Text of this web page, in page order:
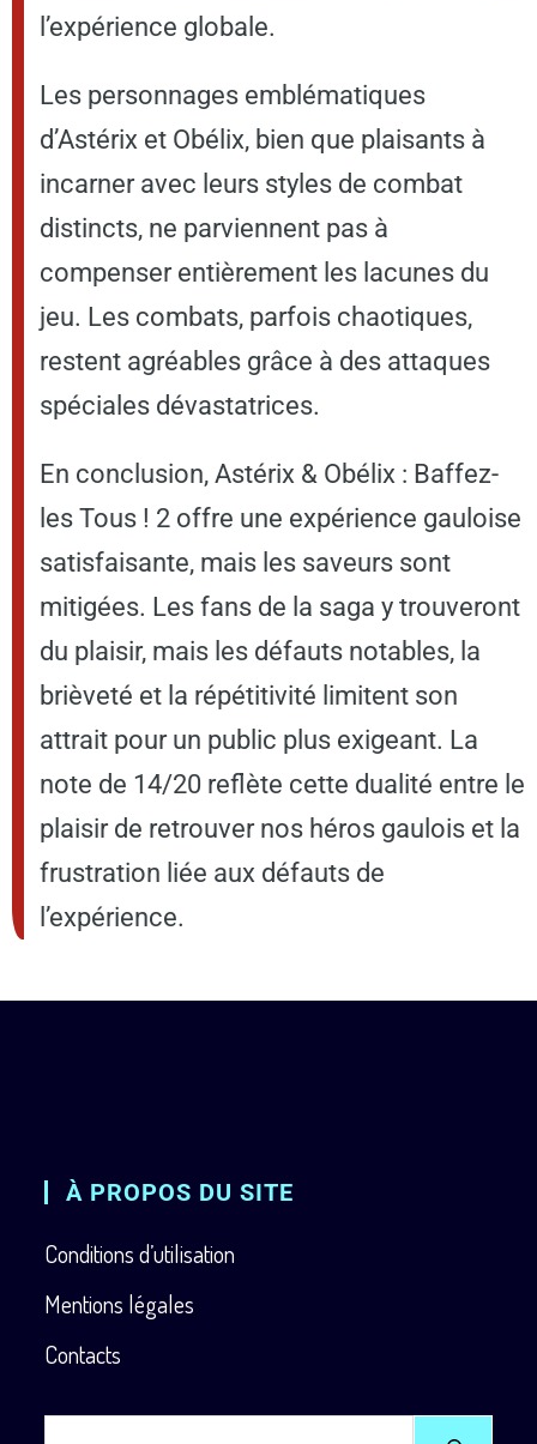
l’expérience globale.
Les personnages emblématiques
d’Astérix et Obélix, bien que plaisants à
incarner avec leurs styles de combat
distincts, ne parviennent pas à
compenser entièrement les lacunes du
jeu. Les combats, parfois chaotiques,
restent agréables grâce à des attaques
spéciales dévastatrices.
En conclusion, Astérix & Obélix : Baffez-
les Tous ! 2 offre une expérience gauloise
satisfaisante, mais les saveurs sont
mitigées. Les fans de la saga y trouveront
du plaisir, mais les défauts notables, la
brièveté et la répétitivité limitent son
attrait pour un public plus exigeant. La
note de 14/20 reflète cette dualité entre le
plaisir de retrouver nos héros gaulois et la
frustration liée aux défauts de
l’expérience.
À PROPOS DU SITE
Conditions d’utilisation
Mentions légales
Contacts